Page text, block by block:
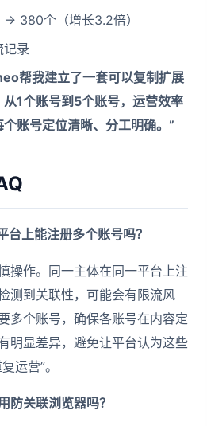
380个（增长3.2倍）
记录
帮我建立了一套可以复制扩展
1个账号到5个账号，运营效率
账号定位清晰、分工明确。”
上能注册多个账号吗？
操作。同一主体在同一平台上注
测到关联性，可能会有限流风
多个账号，确保各账号在内容定
明显差异，避免让平台认为这些
运营”。
防关联浏览器吗？